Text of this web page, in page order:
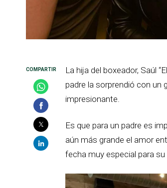
La hija del boxeador, Saúl
padre la sorprendió con un
impresionante.
Es que para un padre es
aún más grande el amor
fecha muy especial para su